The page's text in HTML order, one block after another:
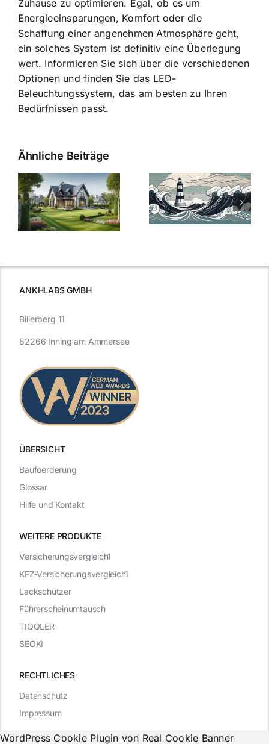
Zuhause zu optimieren. Egal, ob es um
Energieeinsparungen, Komfort oder die
Schaffung einer angenehmen Atmosphäre geht,
ein solches System ist definitiv eine Überlegung
wert. Informieren Sie sich über die verschiedenen
Optionen und finden Sie das LED-
Beleuchtungssystem, das am besten zu Ihren
Bedürfnissen passt.
Ähnliche Beiträge
Bauzinsen im
Sturm: Die
aktuelle
Entwicklung
Die Evolution
der
Bauzinsen: Ein
Blick in die
ANKHLABS GMBH
ÜBERSICHT
WEITERE PRODUKTE
Versicherungsvergleich1
KFZ-Versicherungsvergleich1
Lackschützer
Führerscheinumtausch
TIQQLER
SEOKI
RECHTLICHES
Billerberg 11
82266 Inning am Ammersee
Datenschutz
Impressum
Baufoerderung
Glossar
Hilfe und Kontakt
WordPress Cookie Plugin von Real Cookie Banner